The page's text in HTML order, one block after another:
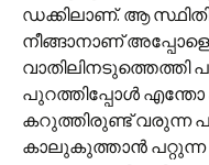
ഡക്കിലാണ്. ആ
നീങ്ങാനാണ്
വാതിലിനടുത്തെത്തി
പുറത്തിപ്പോള്‍ എന്തോ
കറുത്തിരുണ്ട് വരുന്ന
കാലുകുത്താന്‍